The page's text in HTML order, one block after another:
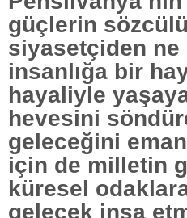
güçlerin
siyasetçiden ne
insanlığa bir
hayaliyle
hevesini
geleceğini
için de milletin
küresel
gelecek inşa